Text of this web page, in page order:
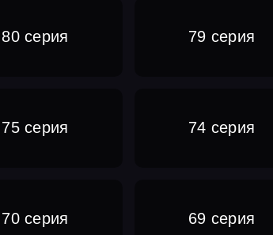
80 серия 79 серия
75 серия 74 серия
70 серия 69 серия